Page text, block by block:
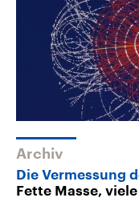
Archiv
Die Vermessung
Fette Masse, viele